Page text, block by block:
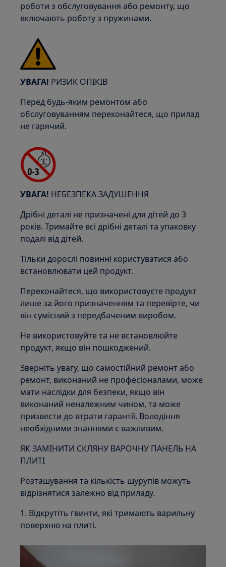
роботи з обслуговування або ремонту, що
включають роботу з пружинами.
УВАГА! РИЗИК ОПІКІВ
Перед будь-яким ремонтом або
обслуговуванням переконайтеся, що прилад
не гарячий.
УВАГА! НЕБЕЗПЕКА ЗАДУШЕННЯ
Дрібні деталі не призначені для дітей до 3
років. Тримайте всі дрібні деталі та упаковку
подалі від дітей.
Тільки дорослі повинні користуватися або
встановлювати цей продукт.
Переконайтеся, що використовуєте продукт
лише за його призначенням та перевірте, чи
він сумісний з передбаченим виробом.
Не використовуйте та не встановлюйте
продукт, якщо він пошкоджений.
Зверніть увагу, що самостійний ремонт або
ремонт, виконаний не професіоналами, може
мати наслідки для безпеки, якщо він
виконаний неналежним чином, та може
призвести до втрати гарантії. Володіння
необхідними знаннями є важливим.
ЯК ЗАМІНИТИ СКЛЯНУ ВАРОЧНУ ПАНЕЛЬ НА
ПЛИТІ
Розташування та кількість шурупів можуть
відрізнятися залежно від приладу.
1. Відкрутіть гвинти, які тримають варильну
поверхню на плиті.